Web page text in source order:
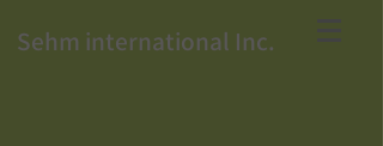
Sehm international Inc.